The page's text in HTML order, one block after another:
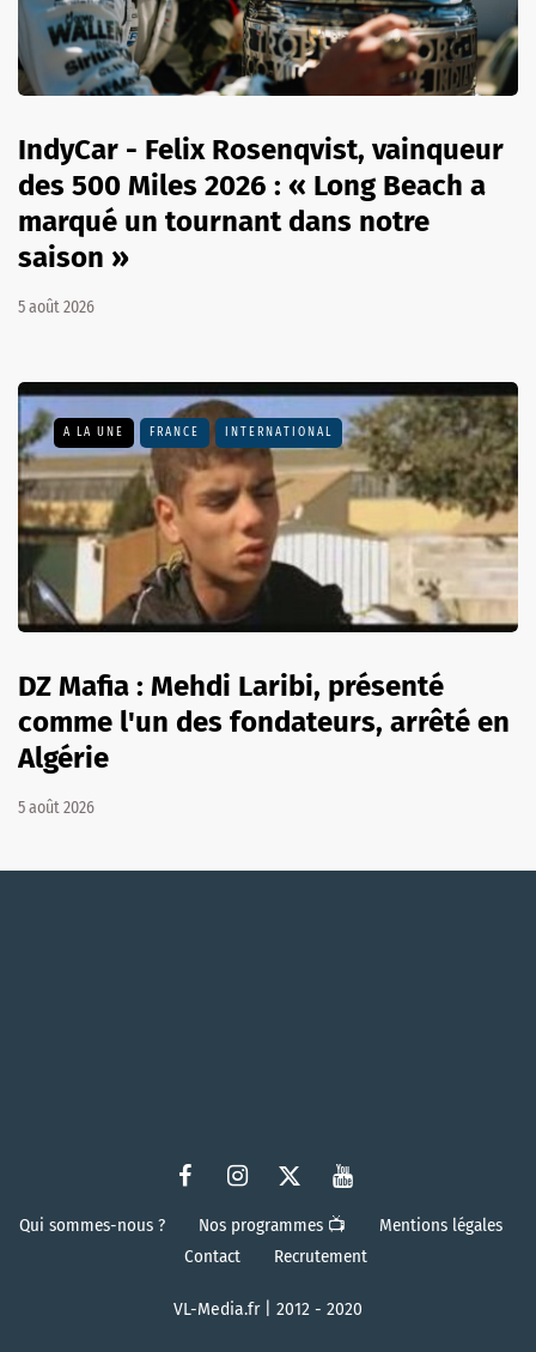
IndyCar - Felix Rosenqvist, vainqueur
des 500 Miles 2026 : « Long Beach a
marqué un tournant dans notre
saison »
5 août 2026
A LA UNE FRANCE INTERNATIONAL
DZ Mafia : Mehdi Laribi, présenté
comme l'un des fondateurs, arrêté en
Algérie
5 août 2026
Qui sommes-nous ? Nos programmes 📺
Mentions légales
Contact
Recrutement
VL-Media.fr | 2012 - 2020